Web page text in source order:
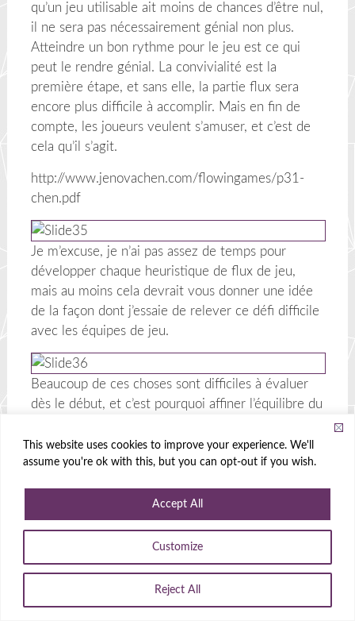
This website uses cookies to improve your experience. We'll
assume you're ok with this, but you can opt-out if you wish.
Customize
Reject All
Accept All
qu’un jeu utilisable ait moins de chances d’être nul,
il ne sera pas nécessairement génial non plus.
Atteindre un bon rythme pour le jeu est ce qui
peut le rendre génial. La convivialité est la
première étape, et sans elle, la partie flux sera
encore plus difficile à accomplir. Mais en fin de
compte, les joueurs veulent s’amuser, et c’est de
cela qu’il s’agit.
http://www.jenovachen.com/flowingames/p31-
chen.pdf
Je m’excuse, je n’ai pas assez de temps pour
développer chaque heuristique de flux de jeu,
mais au moins cela devrait vous donner une idée
de la façon dont j’essaie de relever ce défi difficile
avec les équipes de jeu.
Beaucoup de ces choses sont difficiles à évaluer
dès le début, et c’est pourquoi affiner l’équilibre du
Cependant, ceci est un exemple de ce que vous
les ennemis. Pour tester ce problème, nous avons
créé un niveau de salle de sport sur un stand de
tir. Les joueurs devaient faire autant de tirs à la
tête qu’ils le pouvaient en une minute. Les